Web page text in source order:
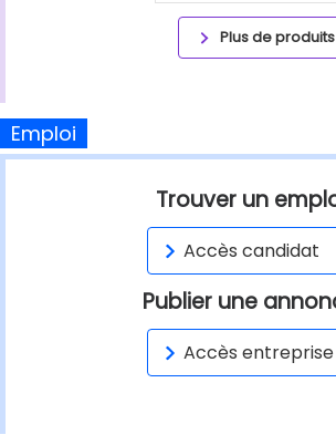
Plus de produits
Emploi
Trouver un
Accès candidat
Publier une
Accès entreprise